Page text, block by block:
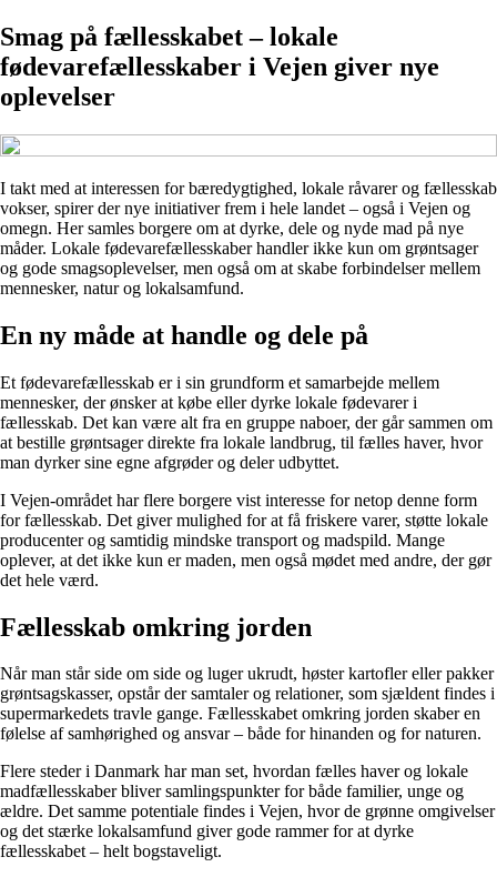
Smag på fællesskabet – lokale
fødevarefællesskaber i Vejen giver nye
oplevelser
I takt med at interessen for bæredygtighed, lokale råvarer og fællesskab
vokser, spirer der nye initiativer frem i hele landet – også i Vejen og
omegn. Her samles borgere om at dyrke, dele og nyde mad på nye
måder. Lokale fødevarefællesskaber handler ikke kun om grøntsager
og gode smagsoplevelser, men også om at skabe forbindelser mellem
mennesker, natur og lokalsamfund.
En ny måde at handle og dele på
Et fødevarefællesskab er i sin grundform et samarbejde mellem
mennesker, der ønsker at købe eller dyrke lokale fødevarer i
fællesskab. Det kan være alt fra en gruppe naboer, der går sammen om
at bestille grøntsager direkte fra lokale landbrug, til fælles haver, hvor
man dyrker sine egne afgrøder og deler udbyttet.
I Vejen-området har flere borgere vist interesse for netop denne form
for fællesskab. Det giver mulighed for at få friskere varer, støtte lokale
producenter og samtidig mindske transport og madspild. Mange
oplever, at det ikke kun er maden, men også mødet med andre, der gør
det hele værd.
Fællesskab omkring jorden
Når man står side om side og luger ukrudt, høster kartofler eller pakker
grøntsagskasser, opstår der samtaler og relationer, som sjældent findes i
supermarkedets travle gange. Fællesskabet omkring jorden skaber en
følelse af samhørighed og ansvar – både for hinanden og for naturen.
Flere steder i Danmark har man set, hvordan fælles haver og lokale
madfællesskaber bliver samlingspunkter for både familier, unge og
ældre. Det samme potentiale findes i Vejen, hvor de grønne omgivelser
og det stærke lokalsamfund giver gode rammer for at dyrke
fællesskabet – helt bogstaveligt.